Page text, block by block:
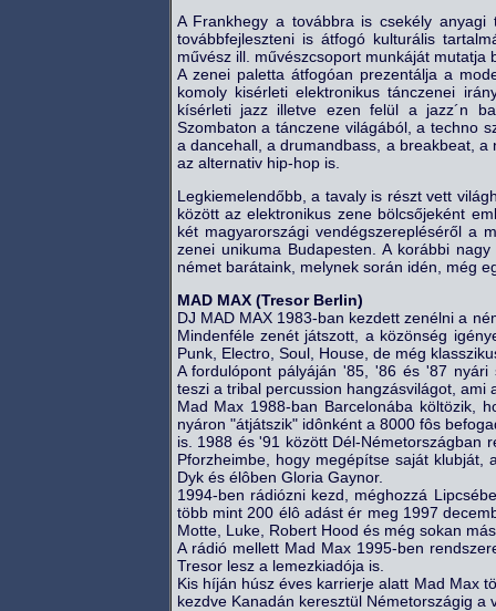
A Frankhegy a továbbra is csekély
továbbfejleszteni is átfogó kulturális
művész ill. művészcsoport munkáját mutatja
A zenei paletta átfogóan prezentálja a
komoly kisérleti elektronikus tánczenei
kísérleti jazz illetve ezen felül a jazz´n
Szombaton a tánczene világából, a techno
a dancehall, a drumandbass, a breakbeat,
az alternativ hip-hop is.
Legkiemelendőbb, a tavaly is részt vett
között az elektronikus zene bölcsőjeként
két magyarországi vendégszerepléséről a
zenei unikuma Budapesten. A korábbi
német barátaink, melynek során idén, még
MAD MAX (Tresor Berlin)
DJ MAD MAX 1983-ban kezdett zenélni a
Mindenféle zenét játszott, a közönség
Punk, Electro, Soul, House, de még
A fordulópont pályáján '85, '86 és '87
teszi a tribal percussion hangzásvilágot,
Mad Max 1988-ban Barcelonába költözik,
nyáron "átjátszik" idônként a 8000 fôs
is. 1988 és '91 között Dél-Németországban
Pforzheimbe, hogy megépítse saját klubját,
Dyk és élôben Gloria Gaynor.
1994-ben rádiózni kezd, méghozzá
több mint 200 élô adást ér meg 1997
Motte, Luke, Robert Hood és még sokan
A rádió mellett Mad Max 1995-ben
Tresor lesz a lemezkiadója is.
Kis híján húsz éves karrierje alatt Mad Max
kezdve Kanadán keresztül Németországig a